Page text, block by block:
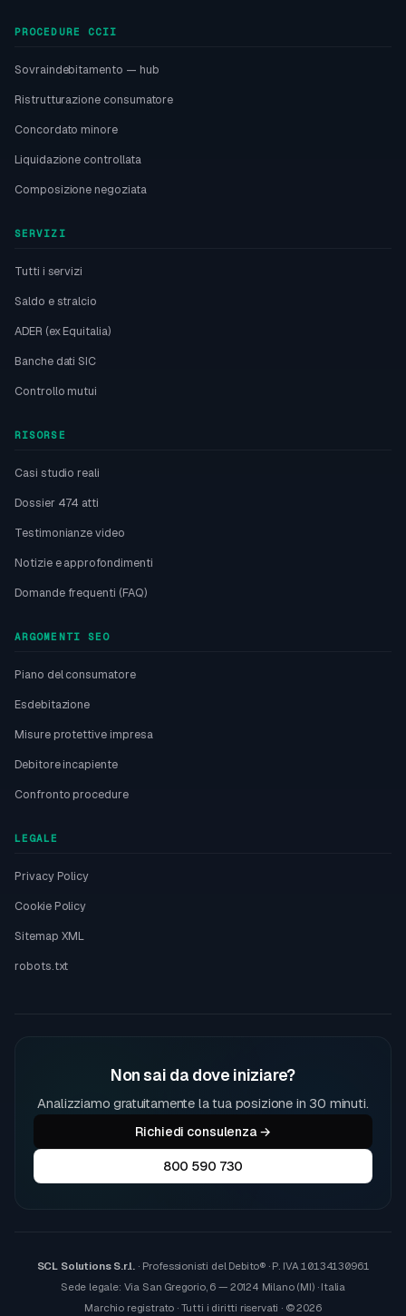
PROCEDURE CCII
Sovraindebitamento — hub
Ristrutturazione consumatore
Concordato minore
Liquidazione controllata
Composizione negoziata
SERVIZI
Tutti i servizi
Saldo e stralcio
ADER (ex Equitalia)
Banche dati SIC
Controllo mutui
RISORSE
Casi studio reali
Dossier 474 atti
Testimonianze video
Notizie e approfondimenti
Domande frequenti (FAQ)
ARGOMENTI SEO
Piano del consumatore
Esdebitazione
Misure protettive impresa
Debitore incapiente
Confronto procedure
LEGALE
Privacy Policy
Cookie Policy
Sitemap XML
robots.txt
Non sai da dove iniziare?
Analizziamo gratuitamente la tua posizione in 30 minuti.
Richiedi consulenza →
800 590 730
SCL Solutions S.r.l. · Professionisti del Debito® · P. IVA10134130961
Sede legale: Via San Gregorio, 6 — 20124 Milano (MI) · Italia
Marchio registrato · Tutti i diritti riservati · © 2026